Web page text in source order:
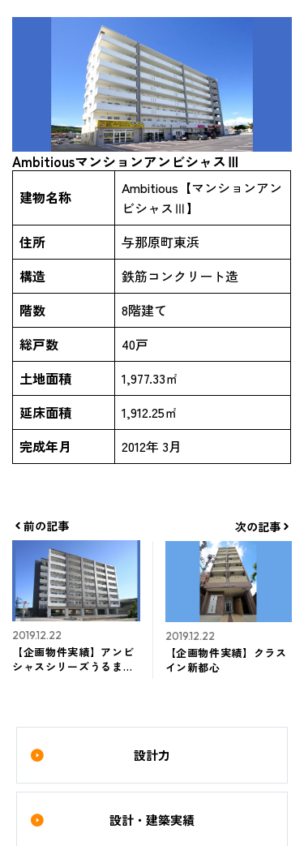
AmbitiousマンションアンビシャスⅢ
建物名称
Ambitious【マンションアン
ビシャスⅢ】
住所
与那原町東浜
構造
鉄筋コンクリート造
階数
8階建て
総戸数
40戸
土地面積
1,977.33㎡
延床面積
1,912.25㎡
完成年月
2012年 3月
前の記事
2019.12.22
【企画物件実績】アンビ
シャスシリーズうるま市
次の記事
2019.12.22
【企画物件実績】クラス
イン新都心
設計力
設計・建築実績